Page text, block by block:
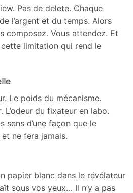
Pas de delete. Chaque
l’argent et du temps. Alors
composez. Vous attendez. Et
cette limitation qui rend le
Le poids du mécanisme.
L’odeur du fixateur en labo.
sens d’une façon que le
ne fera jamais.
papier blanc dans le révélateur
sous vos yeux… Il n’y a pas